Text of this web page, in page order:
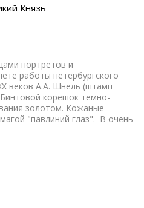
Князь
портретов и
работы петербургского
веков А.А. Шнель (штамп
корешок темно-
золотом. Кожаные
"павлиний глаз". В очень